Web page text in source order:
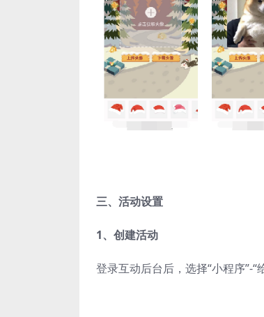
三、活动设置
1、创建活动
登录互动后台后，选择“小程序”-“